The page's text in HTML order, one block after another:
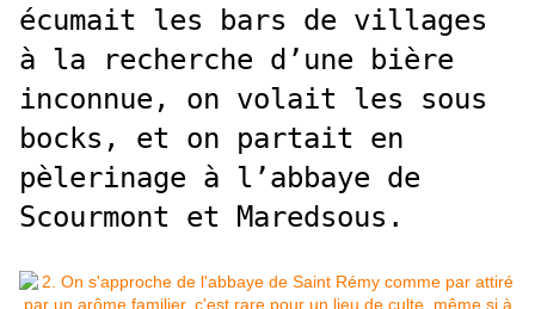
écumait les bars de villages
à la recherche d’une bière
inconnue, on volait les sous
bocks, et on partait en
pèlerinage à l’abbaye de
Scourmont et Maredsous.